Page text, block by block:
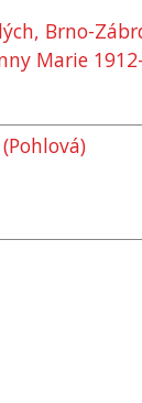
Brno-
Marie